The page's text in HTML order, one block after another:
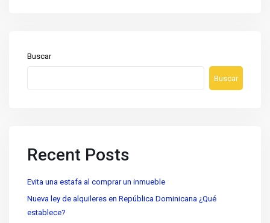
Buscar
Buscar
Recent Posts
Evita una estafa al comprar un inmueble
Nueva ley de alquileres en República Dominicana ¿Qué
establece?